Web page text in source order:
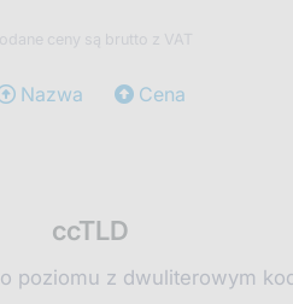
ceny są brutto z VAT
Nazwa Cena
ccTLD
poziomu z dwuliterowym